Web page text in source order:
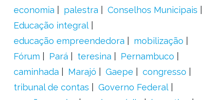
economia
palestra
Conselhos Municipais
Educação integral
educação empreendedora
mobilização
Fórum
Pará teresina
Pernambuco
caminhada
Marajó Gaepe
congresso
tribunal de contas
Governo Federal